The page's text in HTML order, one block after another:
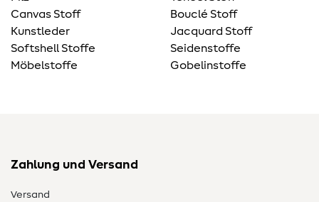
Canvas Stoff
Kunstleder
Softshell Stoffe
Möbelstoffe
Bouclé Stoff
Jacquard Stoff
Seidenstoffe
Gobelinstoffe
Zahlung und Versand
Versand